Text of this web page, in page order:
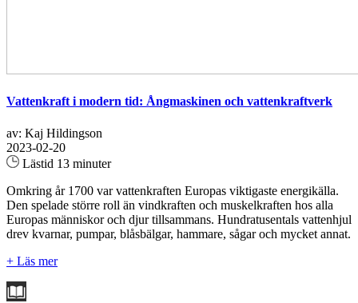
Vattenkraft i modern tid: Ångmaskinen och vattenkraftverk
av: Kaj Hildingson
2023-02-20
Lästid 13 minuter
Omkring år 1700 var vattenkraften Europas viktigaste energikälla.
Den spelade större roll än vindkraften och muskelkraften hos alla
Europas människor och djur tillsammans. Hundratusentals vattenhjul
drev kvarnar, pumpar, blåsbälgar, hammare, sågar och mycket annat.
+ Läs mer